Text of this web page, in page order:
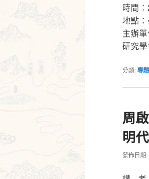
時間
地點
主辦
研究
分類:專
周
明
發佈日期: